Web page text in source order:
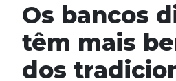
Os bancos
têm mais
dos